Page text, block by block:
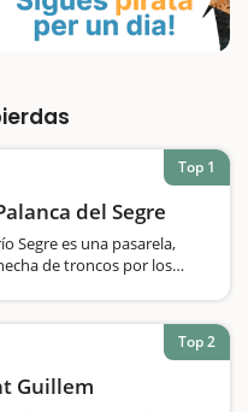
del Segre
Segre es una pasarela,
de troncos por los
se tenía que rehacer
a las crecidas…
Top 1
Guillem
Top 2